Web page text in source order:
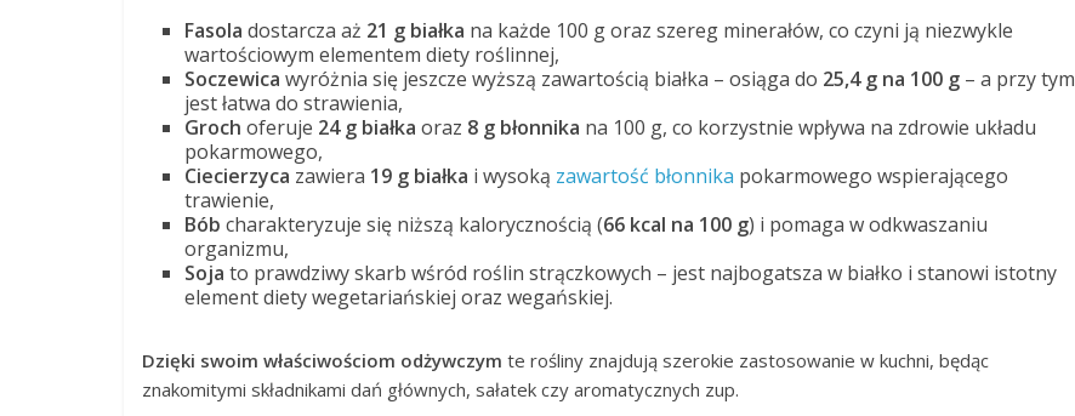
Fasola dostarcza aż 21 g białka na każde 100 g oraz szereg minerałów, co czyni ją niezwykle
wartościowym elementem diety roślinnej,
Soczewica wyróżnia się jeszcze wyższą zawartością białka – osiąga do 25,4 g na 100 g – a przy tym
jest łatwa do strawienia,
Groch oferuje 24 g białka oraz 8 g błonnika na 100 g, co korzystnie wpływa na zdrowie układu
pokarmowego,
Ciecierzyca zawiera 19 g białka i wysoką zawartość błonnika pokarmowego wspierającego
trawienie,
Bób charakteryzuje się niższą kalorycznością (66 kcal na 100 g) i pomaga w odkwaszaniu
organizmu,
Soja to prawdziwy skarb wśród roślin strączkowych – jest najbogatsza w białko i stanowi istotny
element diety wegetariańskiej oraz wegańskiej.
Dzięki swoim właściwościom odżywczym te rośliny znajdują szerokie zastosowanie w kuchni, będąc
znakomitymi składnikami dań głównych, sałatek czy aromatycznych zup.